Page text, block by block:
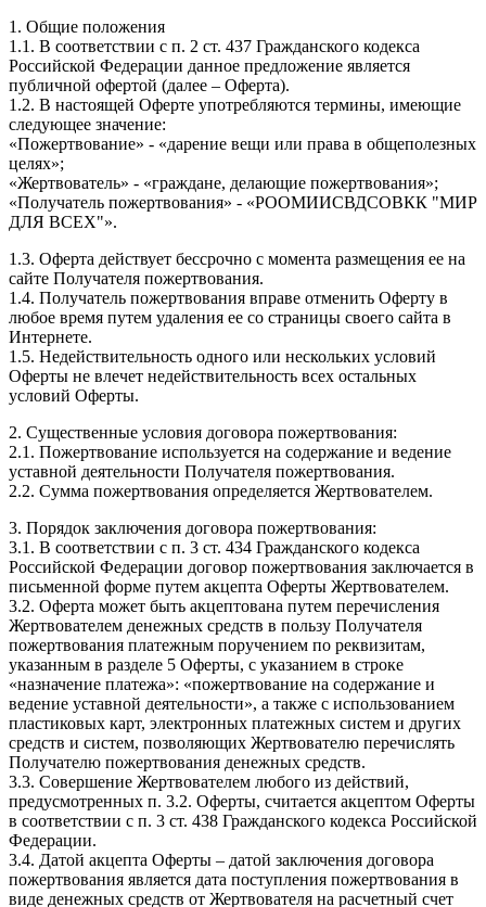
1. Общие положения
1.1. В соответствии с п. 2 ст. 437 Гражданского кодекса
Российской Федерации данное предложение является
публичной офертой (далее – Оферта).
1.2. В настоящей Оферте употребляются термины, имеющие
следующее значение:
«Пожертвование» - «дарение вещи или права в общеполезных
целях»;
«Жертвователь» - «граждане, делающие пожертвования»;
«Получатель пожертвования» - «РООМИИСВДСОВКК "МИР
ДЛЯ ВСЕХ"».
1.3. Оферта действует бессрочно с момента размещения ее на
сайте Получателя пожертвования.
1.4. Получатель пожертвования вправе отменить Оферту в
любое время путем удаления ее со страницы своего сайта в
Интернете.
1.5. Недействительность одного или нескольких условий
Оферты не влечет недействительность всех остальных
условий Оферты.
2. Существенные условия договора пожертвования:
2.1. Пожертвование используется на содержание и ведение
уставной деятельности Получателя пожертвования.
2.2. Сумма пожертвования определяется Жертвователем.
3. Порядок заключения договора пожертвования:
3.1. В соответствии с п. 3 ст. 434 Гражданского кодекса
Российской Федерации договор пожертвования заключается в
письменной форме путем акцепта Оферты Жертвователем.
3.2. Оферта может быть акцептована путем перечисления
Жертвователем денежных средств в пользу Получателя
пожертвования платежным поручением по реквизитам,
указанным в разделе 5 Оферты, с указанием в строке
«назначение платежа»: «пожертвование на содержание и
ведение уставной деятельности», а также с использованием
пластиковых карт, электронных платежных систем и других
средств и систем, позволяющих Жертвователю перечислять
Получателю пожертвования денежных средств.
3.3. Совершение Жертвователем любого из действий,
предусмотренных п. 3.2. Оферты, считается акцептом Оферты
в соответствии с п. 3 ст. 438 Гражданского кодекса Российской
Федерации.
3.4. Датой акцепта Оферты – датой заключения договора
пожертвования является дата поступления пожертвования в
виде денежных средств от Жертвователя на расчетный счет